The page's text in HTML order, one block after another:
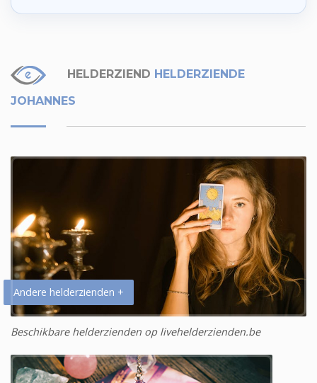
HELDERZIEND HELDERZIENDE
JOHANNES
Andere helderzienden +
Beschikbare helderzienden op livehelderzienden.be